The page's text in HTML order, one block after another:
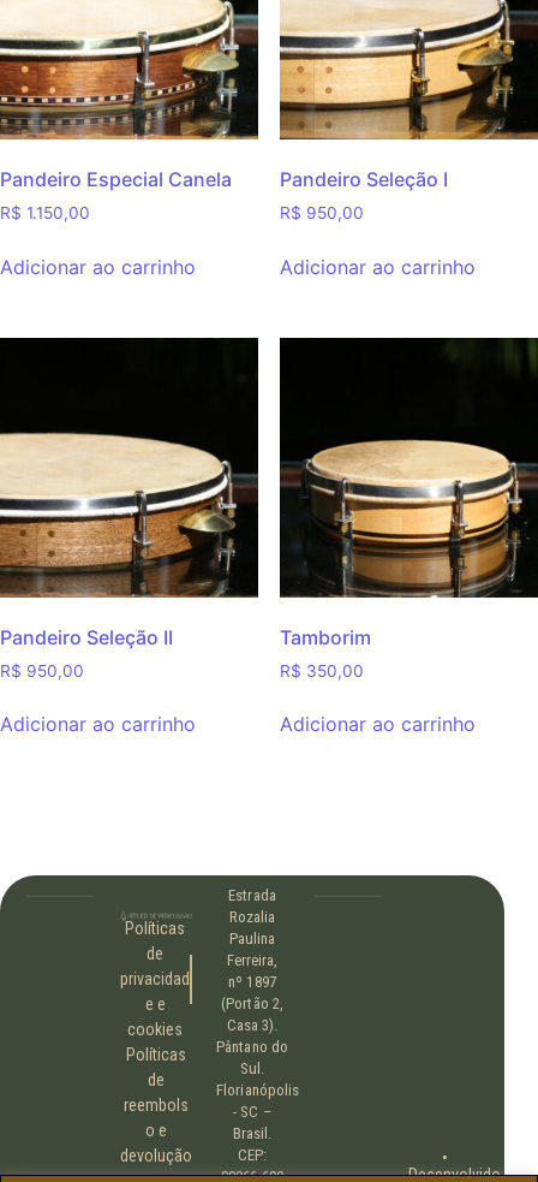
Pandeiro Especial Canela
R$ 1.150,00
Adicionar ao carrinho
Pandeiro Seleção I
R$ 950,00
Adicionar ao carrinho
Pandeiro Seleção II
R$ 950,00
Adicionar ao carrinho
Tamborim
R$ 350,00
Adicionar ao carrinho
Políticas
de
privacidad
e e
cookies
Políticas
de
reembols
o e
devolução
Estrada
Rozalia
Paulina
Ferreira,
nº 1897
(Portão 2,
Casa 3).
Pântano do
Sul.
Florianópolis
- SC –
Brasil.
CEP:
88066-600
•
Desenvolvido